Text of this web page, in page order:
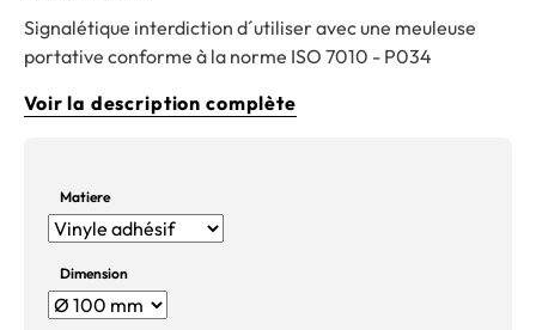
Signalétique interdiction d´utiliser avec une meuleuse
portative conforme à la norme ISO 7010 - P034
Voir la description complète
Matiere
Dimension